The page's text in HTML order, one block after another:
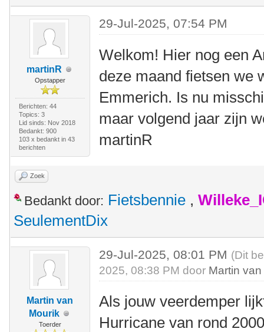
martinR
Opstapper
Berichten: 44
Topics: 3
Lid sinds: Nov 2018
Bedankt: 900
103 x bedankt in 43
berichten
29-Jul-2025, 07:54 PM
Welkom! Hier nog een
deze maand fietsen we
Emmerich. Is nu
maar volgend jaar zijn
martinR
Zoek
Bedankt door: Fietsbennie ,
SeulementDix
Martin van
Mourik
Toerder
29-Jul-2025, 08:01 PM (Dit
2025, 08:38 PM door Martin
Als jouw veerdemper
Hurricane van rond